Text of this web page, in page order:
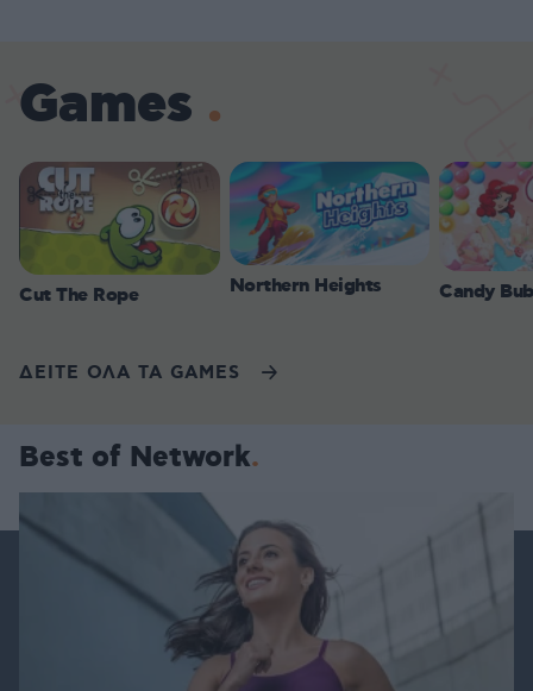
Games
Cut The Rope Northern Heights Candy
ΔΕΙΤΕ ΟΛΑ ΤΑ GAMES
Best of Network